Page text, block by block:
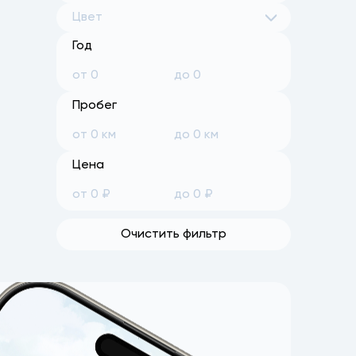
Цвет
Год
Пробег
Цена
Очистить фильтр